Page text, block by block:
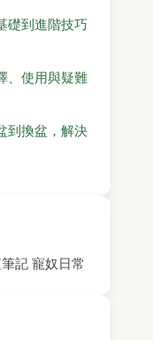
礎到進階技巧
、使用與疑難
到換盆，解決
記 寵奴日常